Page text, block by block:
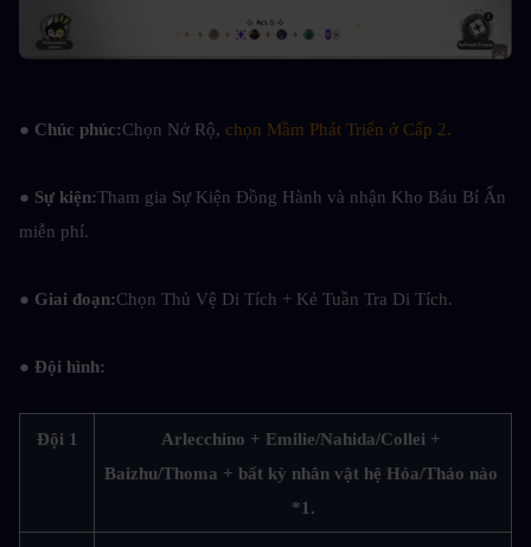
● Chúc phúc:Chọn Nở Rộ, chọn Mầm Phát Triển ở Cấp 2.
● Sự kiện:Tham gia Sự Kiện Đồng Hành và nhận Kho Báu Bí Ẩn
miễn phí.
● Giai đoạn:Chọn Thủ Vệ Di Tích + Kẻ Tuần Tra Di Tích.
● Đội hình:
Đội 1
Arlecchino + Emilie/Nahida/Collei +
Baizhu/Thoma + bất kỳ nhân vật hệ Hỏa/Thảo nào
*1.